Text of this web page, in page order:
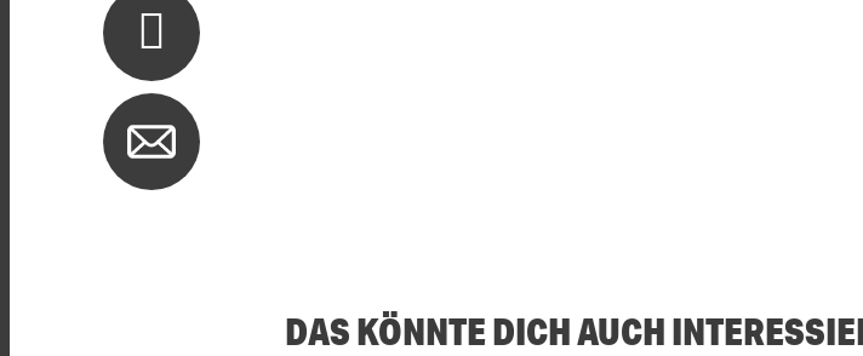
DAS KÖNNTE DICH AUCH